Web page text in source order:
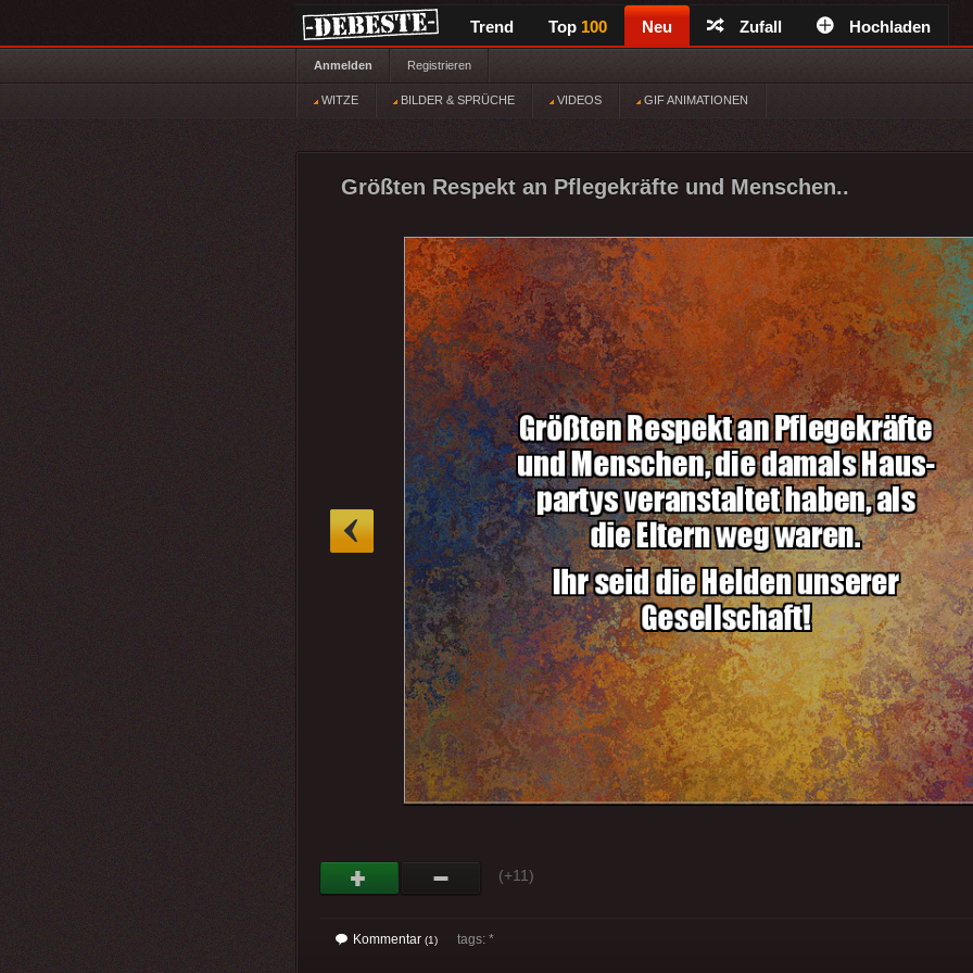
Trend Top 100 Neu Zufall Hochladen
Anmelden Registrieren
WITZE BILDER & SPRÜCHE VIDEOS GIF ANIMATIONEN
Größten Respekt an Pflegekräfte und Menschen..
(+11)
Kommentar (1) tags: *